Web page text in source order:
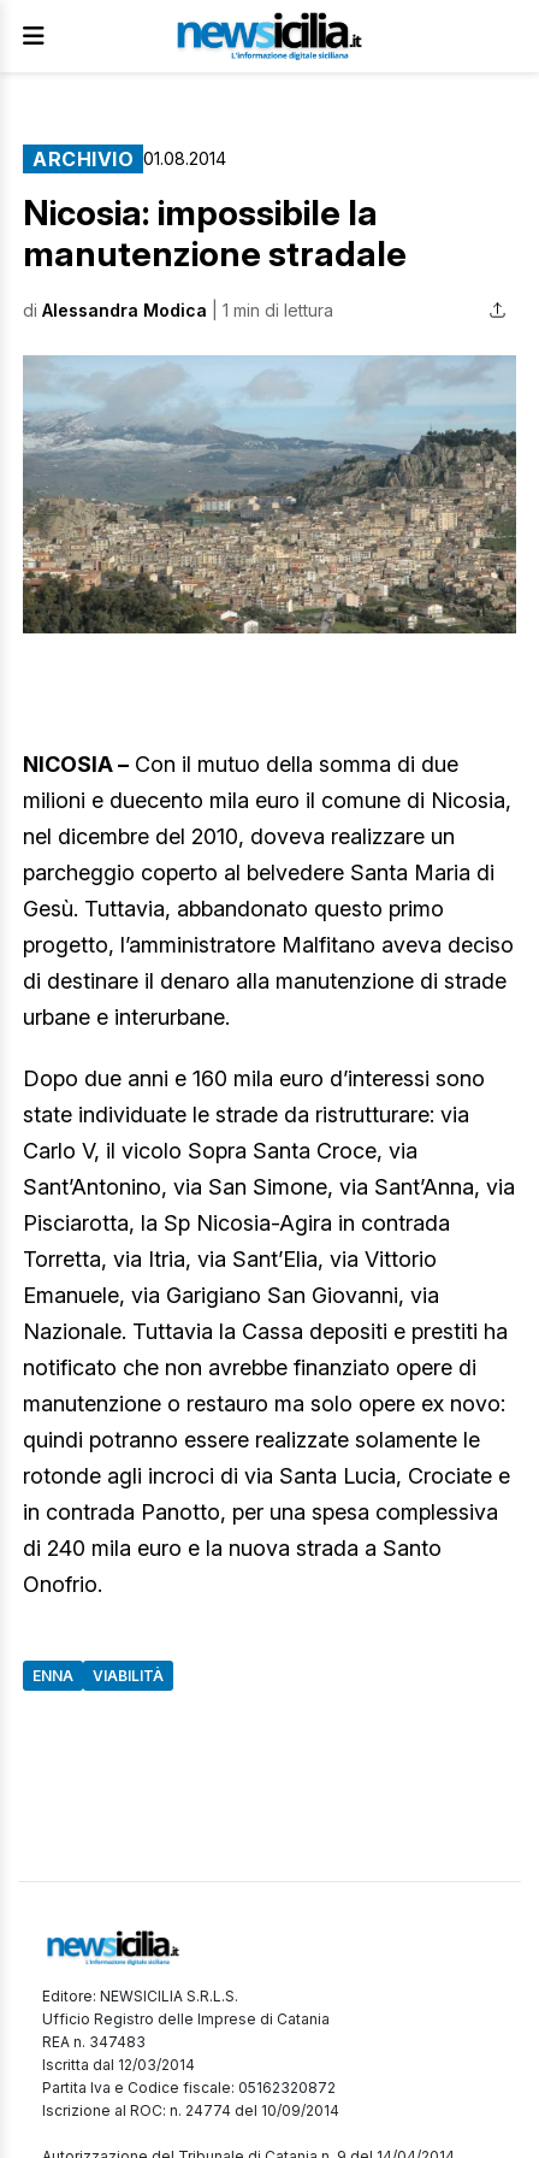
ARCHIVIO 01.08.2014
Nicosia: impossibile la
manutenzione stradale
di Alessandra Modica | 1 min di lettura
NICOSIA – Con il mutuo della somma di due
milioni e duecento mila euro il comune di Nicosia,
nel dicembre del 2010, doveva realizzare un
parcheggio coperto al belvedere Santa Maria di
Gesù. Tuttavia, abbandonato questo primo
progetto, l’amministratore Malfitano aveva deciso
di destinare il denaro alla manutenzione di strade
urbane e interurbane.
Dopo due anni e 160 mila euro d’interessi sono
state individuate le strade da ristrutturare: via
Carlo V, il vicolo Sopra Santa Croce, via
Sant’Antonino, via San Simone, via Sant’Anna, via
Pisciarotta, la Sp Nicosia-Agira in contrada
Torretta, via Itria, via Sant’Elia, via Vittorio
Emanuele, via Garigiano San Giovanni, via
Nazionale. Tuttavia la Cassa depositi e prestiti ha
notificato che non avrebbe finanziato opere di
manutenzione o restauro ma solo opere ex novo:
quindi potranno essere realizzate solamente le
rotonde agli incroci di via Santa Lucia, Crociate e
in contrada Panotto, per una spesa complessiva
di 240 mila euro e la nuova strada a Santo
Onofrio.
ENNA VIABILITÀ
Editore: NEWSICILIA S.R.L.S.
Ufficio Registro delle Imprese di Catania
REA n. 347483
Iscritta dal 12/03/2014
Partita Iva e Codice fiscale: 05162320872
Iscrizione al ROC: n. 24774 del 10/09/2014